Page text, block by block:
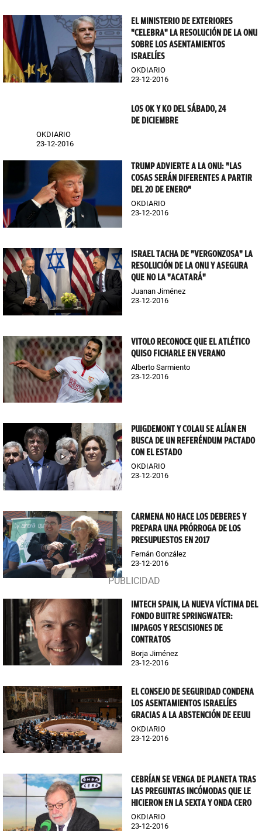
EL MINISTERIO DE EXTERIORES
"CELEBRA" LA RESOLUCIÓN DE LA ONU
SOBRE LOS ASENTAMIENTOS
ISRAELÍES
OKDIARIO
23-12-2016
LOS OK Y KO DEL SÁBADO, 24
DE DICIEMBRE
OKDIARIO
23-12-2016
TRUMP ADVIERTE A LA ONU: "LAS
COSAS SERÁN DIFERENTES A PARTIR
DEL 20 DE ENERO"
OKDIARIO
23-12-2016
ISRAEL TACHA DE "VERGONZOSA" LA
RESOLUCIÓN DE LA ONU Y ASEGURA
QUE NO LA "ACATARÁ"
Juanan Jiménez
23-12-2016
VITOLO RECONOCE QUE EL ATLÉTICO
QUISO FICHARLE EN VERANO
Alberto Sarmiento
23-12-2016
PUIGDEMONT Y COLAU SE ALÍAN EN
BUSCA DE UN REFERÉNDUM PACTADO
CON EL ESTADO
OKDIARIO
23-12-2016
CARMENA NO HACE LOS DEBERES Y
PREPARA UNA PRÓRROGA DE LOS
PRESUPUESTOS EN 2017
Fernán González
23-12-2016
IMTECH SPAIN, LA NUEVA VÍCTIMA DEL
FONDO BUITRE SPRINGWATER:
IMPAGOS Y RESCISIONES DE
CONTRATOS
Borja Jiménez
23-12-2016
EL CONSEJO DE SEGURIDAD CONDENA
LOS ASENTAMIENTOS ISRAELÍES
GRACIAS A LA ABSTENCIÓN DE EEUU
OKDIARIO
23-12-2016
CEBRÍAN SE VENGA DE PLANETA TRAS
LAS PREGUNTAS INCÓMODAS QUE LE
HICIERON EN LA SEXTA Y ONDA CERO
OKDIARIO
23-12-2016